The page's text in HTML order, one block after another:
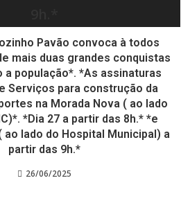
Pavão convoca à todos
mais duas grandes conquistas
a população*. *As assinaturas
Serviços para construção da
na Morada Nova ( ao lado
*Dia 27 a partir das 8h.* *e
ao lado do Hospital Municipal) a
partir das 9h.*
26/06/2025